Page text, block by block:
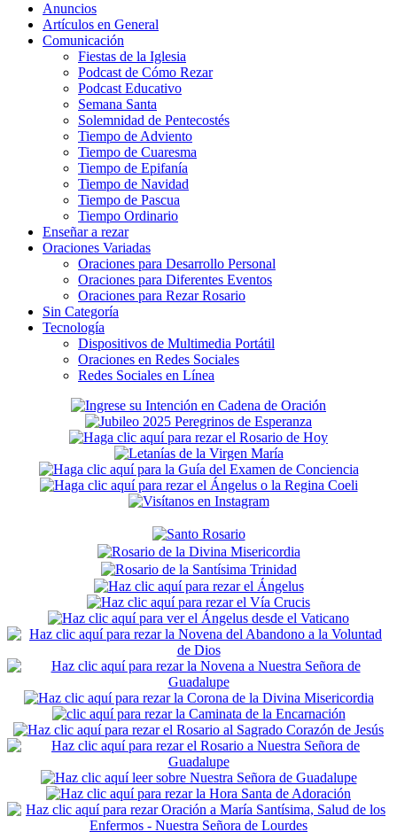
Anuncios
Artículos en General
Comunicación
Fiestas de la Iglesia
Podcast de Cómo Rezar
Podcast Educativo
Semana Santa
Solemnidad de Pentecostés
Tiempo de Adviento
Tiempo de Cuaresma
Tiempo de Epifanía
Tiempo de Navidad
Tiempo de Pascua
Tiempo Ordinario
Enseñar a rezar
Oraciones Variadas
Oraciones para Desarrollo Personal
Oraciones para Diferentes Eventos
Oraciones para Rezar Rosario
Sin Categoría
Tecnología
Dispositivos de Multimedia Portátil
Oraciones en Redes Sociales
Redes Sociales en Línea
Secondary
Sidebar